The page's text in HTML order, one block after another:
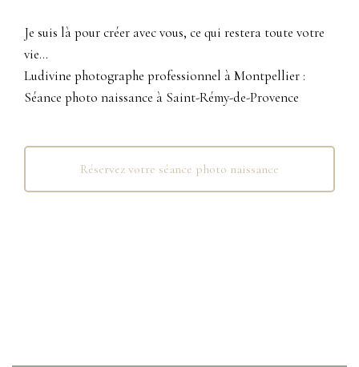
Je suis là pour créer avec vous, ce qui restera toute votre
vie…
Ludivine photographe professionnel à Montpellier :
Séance photo naissance à Saint-Rémy-de-Provence
Réservez votre séance photo naissance